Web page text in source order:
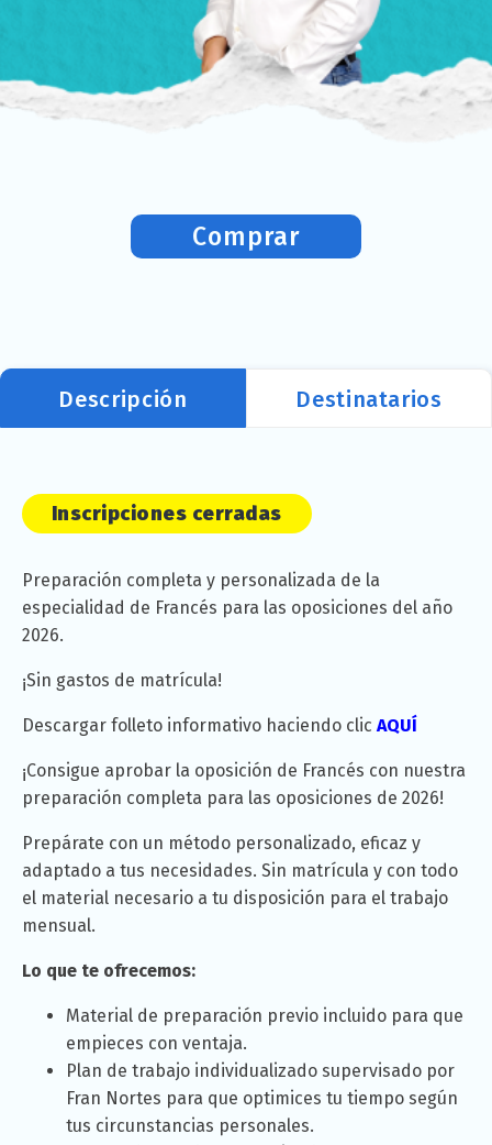
Comprar
Descripción Destinatarios
Inscripciones cerradas
Preparación completa y personalizada de la
especialidad de Francés para las oposiciones del año
2026.
¡Sin gastos de matrícula!
Descargar folleto informativo haciendo clic AQUÍ
¡Consigue aprobar la oposición de Francés con nuestra
preparación completa para las oposiciones de 2026!
Prepárate con un método personalizado, eficaz y
adaptado a tus necesidades. Sin matrícula y con todo
el material necesario a tu disposición para el trabajo
mensual.
Lo que te ofrecemos:
Material de preparación previo incluido para que
empieces con ventaja.
Plan de trabajo individualizado supervisado por
Fran Nortes para que optimices tu tiempo según
tus circunstancias personales.